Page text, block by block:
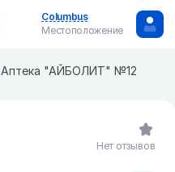
Columbus
Местоположение
Аптека "АЙБОЛИТ" №12
Нет отзывов